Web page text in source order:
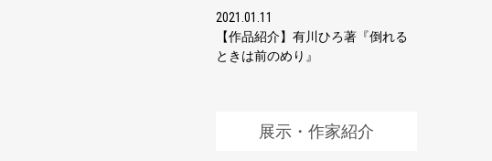
2021.01.11
【作品紹介】有川ひろ著『倒れる
ときは前のめり』
展示・作家紹介